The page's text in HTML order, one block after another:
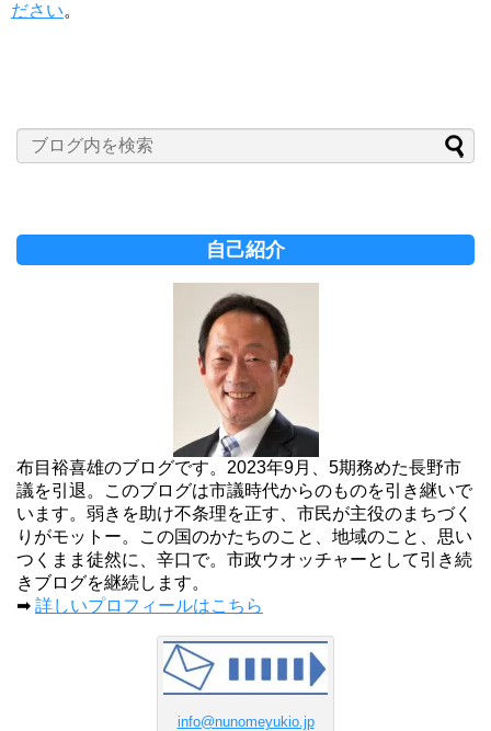
ださい。
自己紹介
布目裕喜雄のブログです。2023年9月、5期務めた長野市
議を引退。このブログは市議時代からのものを引き継いで
います。弱きを助け不条理を正す、市民が主役のまちづく
りがモットー。この国のかたちのこと、地域のこと、思い
つくまま徒然に、辛口で。市政ウオッチャーとして引き続
きブログを継続します。
➡ 詳しいプロフィールはこちら
info@nunomeyukio.jp